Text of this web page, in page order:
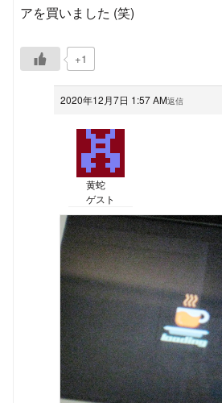
アを買いました (笑)
+1
2020年12月7日 1:57 AM返信
黄蛇
ゲスト